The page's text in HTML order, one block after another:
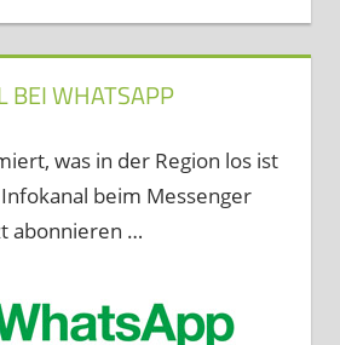
BEI WHATSAPP
was in der Region los ist
beim Messenger
abonnieren …